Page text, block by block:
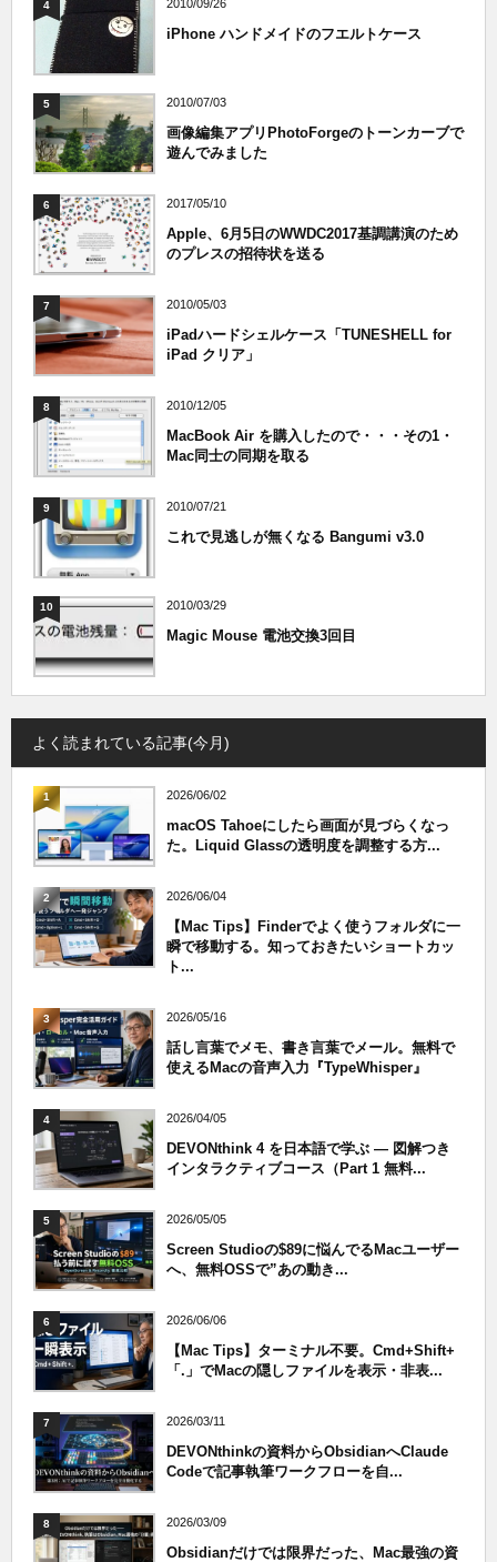
4 2010/09/26
iPhone ハンドメイドのフエルトケース
5 2010/07/03
画像編集アプリPhotoForgeのトーンカーブで
遊んでみました
6 2017/05/10
Apple、6月5日のWWDC2017基調講演のため
のプレスの招待状を送る
7 2010/05/03
iPadハードシェルケース「TUNESHELL for
iPad クリア」
8 2010/12/05
MacBook Air を購入したので・・・その1・
Mac同士の同期を取る
9 2010/07/21
これで見逃しが無くなる Bangumi v3.0
10 2010/03/29
Magic Mouse 電池交換3回目
よく読まれている記事(今月)
1 2026/06/02
macOS Tahoeにしたら画面が見づらくなっ
た。Liquid Glassの透明度を調整する方...
2 2026/06/04
【Mac Tips】Finderでよく使うフォルダに一
瞬で移動する。知っておきたいショートカッ
ト...
3 2026/05/16
話し言葉でメモ、書き言葉でメール。無料で
使えるMacの音声入力『TypeWhisper』
4 2026/04/05
DEVONthink 4 を日本語で学ぶ — 図解つき
インタラクティブコース（Part 1 無料...
5 2026/05/05
Screen Studioの$89に悩んでるMacユーザー
へ、無料OSSで”あの動き...
6 2026/06/06
【Mac Tips】ターミナル不要。Cmd+Shift+
「.」でMacの隠しファイルを表示・非表...
7 2026/03/11
DEVONthinkの資料からObsidianへClaude
Codeで記事執筆ワークフローを自...
8 2026/03/09
Obsidianだけでは限界だった、Mac最強の資